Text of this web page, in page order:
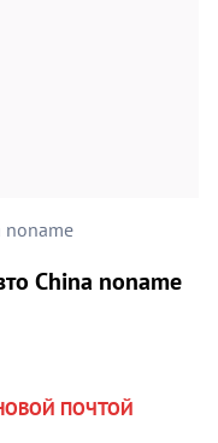
noname
China noname
ПОЧТОЙ